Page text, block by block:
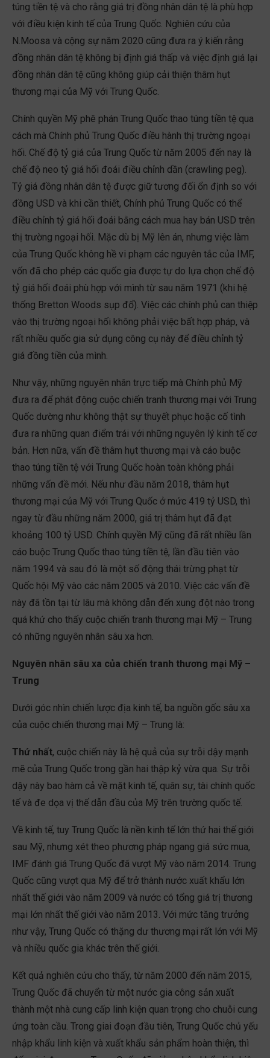
túng tiền tệ và cho rằng giá trị đồng nhân dân tệ là phù hợp
với điều kiện kinh tế của Trung Quốc. Nghiên cứu của
N.Moosa và cộng sự năm 2020 cũng đưa ra ý kiến rằng
đồng nhân dân tệ không bị định giá thấp và việc định giá lại
đồng nhân dân tệ cũng không giúp cải thiện thâm hụt
thương mại của Mỹ với Trung Quốc.
Chính quyền Mỹ phê phán Trung Quốc thao túng tiền tệ qua
cách mà Chính phủ Trung Quốc điều hành thị trường ngoại
hối. Chế độ tỷ giá của Trung Quốc từ năm 2005 đến nay là
chế độ neo tỷ giá hối đoái điều chỉnh dần (crawling peg).
Tỷ giá đồng nhân dân tệ được giữ tương đối ổn định so với
đồng USD và khi cần thiết, Chính phủ Trung Quốc có thể
điều chỉnh tỷ giá hối đoái bằng cách mua hay bán USD trên
thị trường ngoại hối. Mặc dù bị Mỹ lên án, nhưng việc làm
của Trung Quốc không hề vi phạm các nguyên tắc của IMF,
vốn đã cho phép các quốc gia được tự do lựa chọn chế độ
tỷ giá hối đoái phù hợp với mình từ sau năm 1971 (khi hệ
thống Bretton Woods sụp đổ). Việc các chính phủ can thiệp
vào thị trường ngoại hối không phải việc bất hợp pháp, và
rất nhiều quốc gia sử dụng công cụ này để điều chỉnh tỷ
giá đồng tiền của mình.
Như vậy, những nguyên nhân trực tiếp mà Chính phủ Mỹ
đưa ra để phát động cuộc chiến tranh thương mại với Trung
Quốc dường như không thật sự thuyết phục hoặc cố tình
đưa ra những quan điểm trái với những nguyên lý kinh tế cơ
bản. Hơn nữa, vấn đề thâm hụt thương mại và cáo buộc
thao túng tiền tệ với Trung Quốc hoàn toàn không phải
những vấn đề mới. Nếu như đầu năm 2018, thâm hụt
thương mại của Mỹ với Trung Quốc ở mức 419 tỷ USD, thì
ngay từ đầu những năm 2000, giá trị thâm hụt đã đạt
khoảng 100 tỷ USD. Chính quyền Mỹ cũng đã rất nhiều lần
cáo buộc Trung Quốc thao túng tiền tệ, lần đầu tiên vào
năm 1994 và sau đó là một số động thái trừng phạt từ
Quốc hội Mỹ vào các năm 2005 và 2010. Việc các vấn đề
này đã tồn tại từ lâu mà không dẫn đến xung đột nào trong
quá khứ cho thấy cuộc chiến tranh thương mại Mỹ – Trung
có những nguyên nhân sâu xa hơn.
Nguyên nhân sâu xa của chiến tranh thương mại Mỹ –
Trung
Dưới góc nhìn chiến lược địa kinh tế, ba nguồn gốc sâu xa
của cuộc chiến thương mại Mỹ – Trung là:
Thứ nhất, cuộc chiến này là hệ quả của sự trỗi dậy mạnh
mẽ của Trung Quốc trong gần hai thập kỷ vừa qua. Sự trỗi
dậy này bao hàm cả về mặt kinh tế, quân sự, tài chính quốc
tế và đe dọa vị thế dẫn đầu của Mỹ trên trường quốc tế.
Về kinh tế, tuy Trung Quốc là nền kinh tế lớn thứ hai thế giới
sau Mỹ, nhưng xét theo phương pháp ngang giá sức mua,
IMF đánh giá Trung Quốc đã vượt Mỹ vào năm 2014. Trung
Quốc cũng vượt qua Mỹ để trở thành nước xuất khẩu lớn
nhất thế giới vào năm 2009 và nước có tổng giá trị thương
mại lớn nhất thế giới vào năm 2013. Với mức tăng trưởng
như vậy, Trung Quốc có thặng dư thương mại rất lớn với Mỹ
và nhiều quốc gia khác trên thế giới.
Kết quả nghiên cứu cho thấy, từ năm 2000 đến năm 2015,
Trung Quốc đã chuyển từ một nước gia công sản xuất
thành một nhà cung cấp linh kiện quan trọng cho chuỗi cung
ứng toàn cầu. Trong giai đoạn đầu tiên, Trung Quốc chủ yếu
nhập khẩu linh kiện và xuất khẩu sản phẩm hoàn thiện, thì